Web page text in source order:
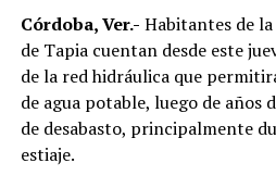
Requerirá a 15,092 deudores de
ANTES
Sancionará Dirección de
con Reglamento
Córdoba, Ver.- Habitantes de la
de Tapia cuentan desde este
de la red hidráulica que
de agua potable, luego de años
de desabasto, principalmente
estiaje.